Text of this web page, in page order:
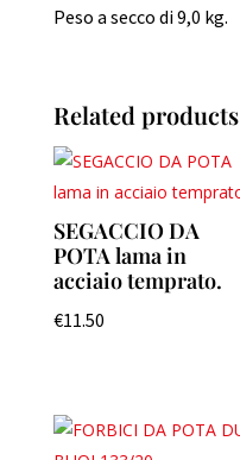
Peso a secco di 9,0 kg.
Related products
SEGACCIO DA
POTA lama in
acciaio temprato.
€11.50